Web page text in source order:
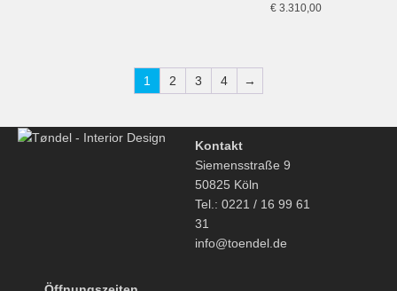
€ 3.310,00
1 2 3 4 →
Kontakt
Siemensstraße 9
50825 Köln
Tel.: 0221 / 16 99 61
31
info@toendel.de